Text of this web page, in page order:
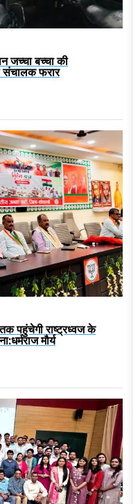
जच्चा बच्चा की
संचालक फरार
पहुंचेगी राष्ट्रध्वज के
मौर्य